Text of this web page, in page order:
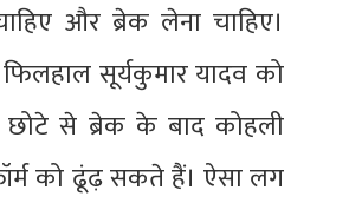
और ब्रेक लेना चाहिए।
सूर्यकुमार यादव को
छोटे से ब्रेक के बाद कोहली
को ढूंढ़ सकते हैं। ऐसा लग